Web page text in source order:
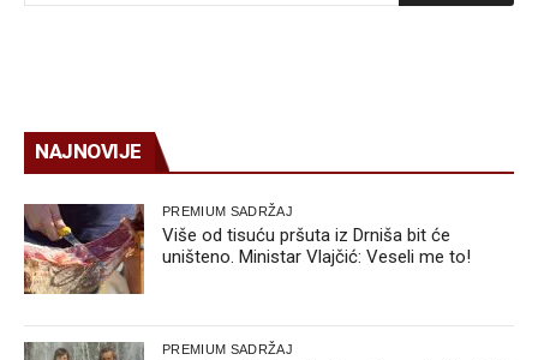
NAJNOVIJE
PREMIUM SADRŽAJ
Više od tisuću pršuta iz Drniša bit će
uništeno. Ministar Vlajčić: Veseli me to!
PREMIUM SADRŽAJ